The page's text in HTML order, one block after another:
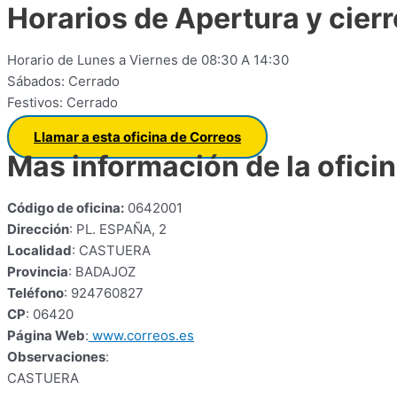
Horarios de Apertura y
Horario de Lunes a Viernes de 08:30 A 14:30
Sábados: Cerrado
Festivos: Cerrado
Llamar a esta oficina de Correos
Mas información de la
Código de oficina: 0642001
Dirección: PL. ESPAÑA, 2
Localidad: CASTUERA
Provincia: BADAJOZ
Teléfono: 924760827
CP: 06420
Página Web: www.correos.es
Observaciones:
CASTUERA